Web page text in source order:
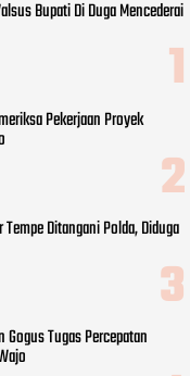
Bupati Di Duga Mencederai
Pekerjaan Proyek
Ditangani Polda, Diduga
Gogus Tugas Percepatan